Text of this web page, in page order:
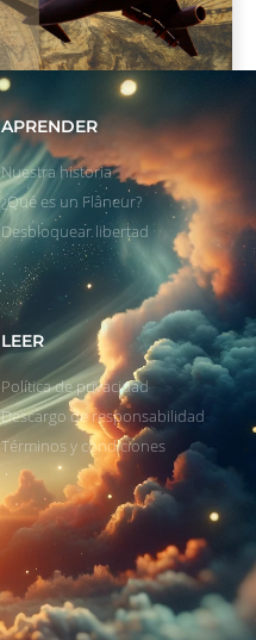
APRENDER
Nuestra historia
¿Qué es un Flâneur?
Desbloquear libertad
LEER
Política de privacidad
Descargo de responsabilidad
Términos y condiciones